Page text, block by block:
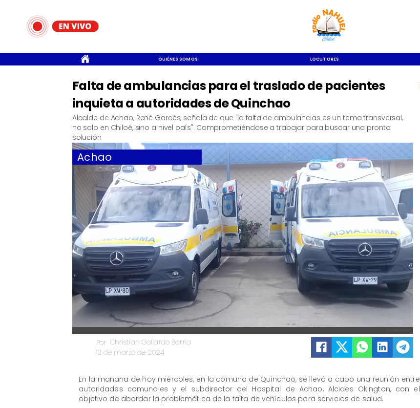
QUIÉNES SOMOS LOCUTORES
Achao
Christian Gallardo Barria
Por
13 de marzo de 2024
Falta de ambulancias para el traslado de pacientes
inquieta a autoridades de Quinchao
Alcalde de Achao, René Garcés, señala de que "la falta de ambulancias es un tema transversal,
no solo en Chiloé, sino a nivel país". Comprometiéndose a trabajar para buscar una pronta
solución
En la mañana de hoy miércoles, en la comuna de Quinchao, se llevó a cabo una reunión entre
autoridades comunales y el subdirector del Hospital de Achao, Alcides Okington, con el
objetivo de abordar la problemática de la falta de vehículos para servicios de salud.